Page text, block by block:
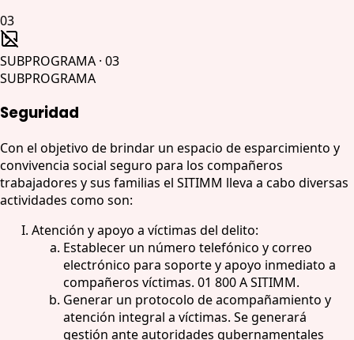
03
SUBPROGRAMA · 03
SUBPROGRAMA
Seguridad
Con el objetivo de brindar un espacio de esparcimiento y
convivencia social seguro para los compañeros
trabajadores y sus familias el SITIMM lleva a cabo diversas
actividades como son:
Atención y apoyo a víctimas del delito:
Establecer un número telefónico y correo
electrónico para soporte y apoyo inmediato a
compañeros víctimas. 01 800 A SITIMM.
Generar un protocolo de acompañamiento y
atención integral a víctimas. Se generará
gestión ante autoridades gubernamentales